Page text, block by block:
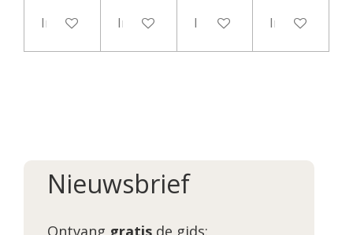
In winkelwagenIn winkelwagenIn winkelwagenIn
Nieuwsbrief
Ontvang gratis de gids: